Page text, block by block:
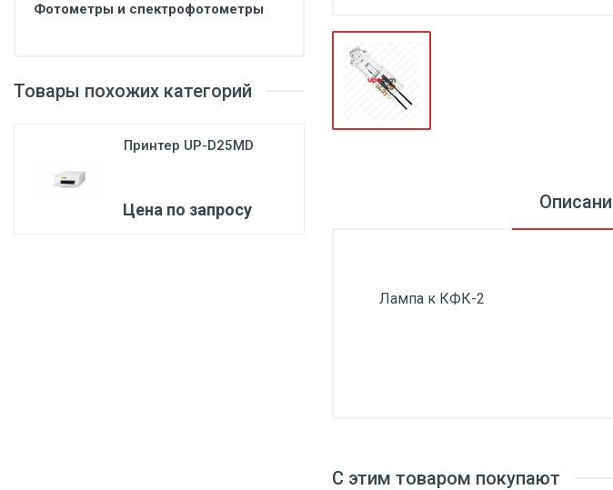
Вспомогательное оборудование
Медицинская мебель
Фотометры и спектрофотометры
Товары похожих категорий
Принтер UP-D25MD
Цена по запросу
Лампа к КФК-2
3
С этим товаром покупают